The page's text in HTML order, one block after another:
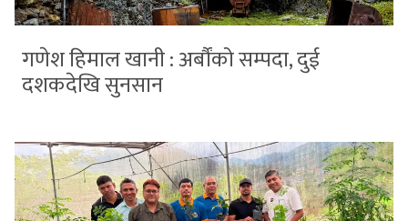
गणेश हिमाल खानी : अर्बौंको सम्पदा, दुई
दशकदेखि सुनसान